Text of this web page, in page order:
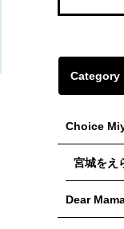
Category
Choice
宮城をえ
Dear